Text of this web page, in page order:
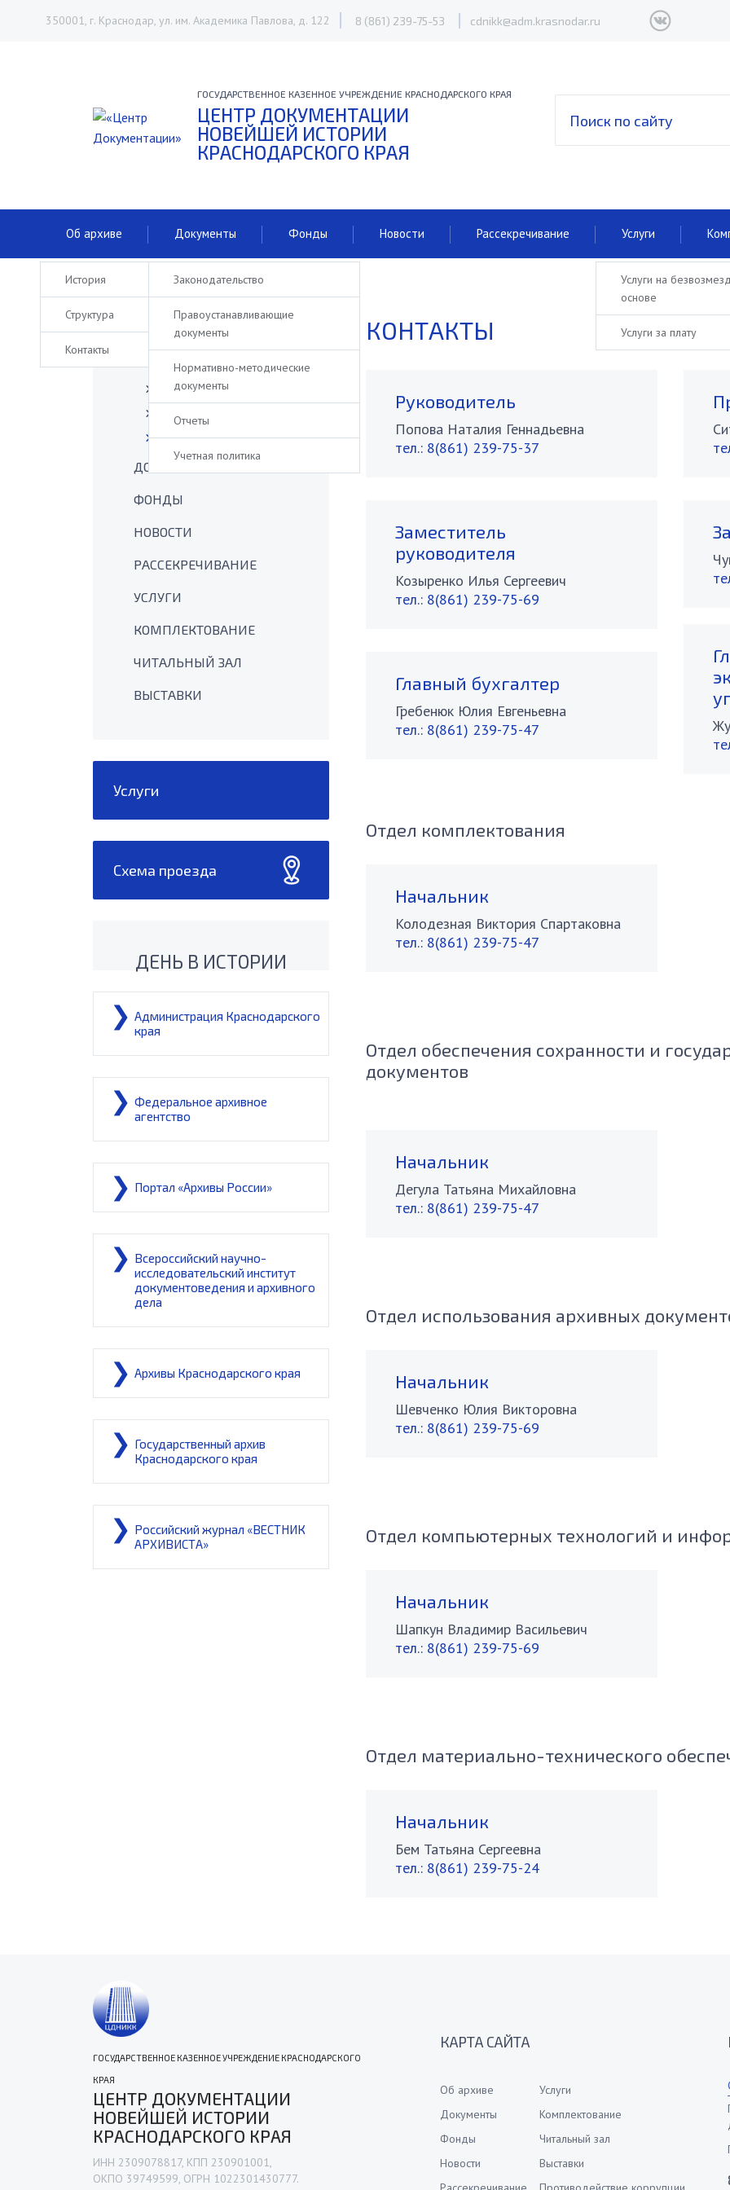
350001, г. Краснодар, ул. им. Академика Павлова, д. 122 8 (861) 239-75-53 cdnikk@adm.krasnodar.ru
ГОСУДАРСТВЕННОЕ КАЗЕННОЕ УЧРЕЖДЕНИЕ КРАСНОДАРСКОГО КРАЯ
ЦЕНТР ДОКУМЕНТАЦИИ
НОВЕЙШЕЙ ИСТОРИИ
КРАСНОДАРСКОГО КРАЯ
Об архиве
История
Структура
Контакты
Документы
Законодательство
Правоустанавливающие
документы
Нормативно-методические
документы
Отчеты
Учетная политика
Фонды Новости Рассекречивание Услуги
Услуги на
основе
Услуги за плату
КОНТАКТЫ
Руководитель
Попова Наталия Геннадьевна
тел.: 8(861) 239-75-37
Заместитель
руководителя
Козыренко Илья Сергеевич
тел.: 8(861) 239-75-69
Главный бухгалтер
Гребенюк Юлия Евгеньевна
тел.: 8(861) 239-75-47
Отдел комплектования
Начальник
Колодезная Виктория Спартаковна
тел.: 8(861) 239-75-47
Отдел обеспечения сохранности и
документов
Начальник
Дегула Татьяна Михайловна
тел.: 8(861) 239-75-47
Отдел использования архивных
Начальник
Шевченко Юлия Викторовна
тел.: 8(861) 239-75-69
Отдел компьютерных технологий и
Начальник
Шапкун Владимир Васильевич
тел.: 8(861) 239-75-69
Отдел материально-технического
Начальник
Бем Татьяна Сергеевна
тел.: 8(861) 239-75-24
ОБ АРХИВЕ
ИСТОРИЯ
СТРУКТУРА
КОНТАКТЫ
ДОКУМЕНТЫ
ФОНДЫ
НОВОСТИ
РАССЕКРЕЧИВАНИЕ
УСЛУГИ
КОМПЛЕКТОВАНИЕ
ЧИТАЛЬНЫЙ ЗАЛ
ВЫСТАВКИ
Услуги
Схема проезда
ДЕНЬ В ИСТОРИИ
Администрация Краснодарского
края
Федеральное архивное
агентство
Портал «Архивы России»
Всероссийский научно-
исследовательский институт
документоведения и архивного
дела
Архивы Краснодарского края
Государственный архив
Краснодарского края
Российский журнал «ВЕСТНИК
АРХИВИСТА»
ГОСУДАРСТВЕННОЕ КАЗЕННОЕ УЧРЕЖДЕНИЕ КРАСНОДАРСКОГО
КРАЯ
ЦЕНТР ДОКУМЕНТАЦИИ
НОВЕЙШЕЙ ИСТОРИИ
КРАСНОДАРСКОГО КРАЯ
ИНН 2309078817, КПП 230901001,
ОКПО 39749599, ОГРН 1022301430777.
КАРТА САЙТА
Об архиве
Документы
Фонды
Новости
Услуги
Комплектование
Читальный зал
Выставки